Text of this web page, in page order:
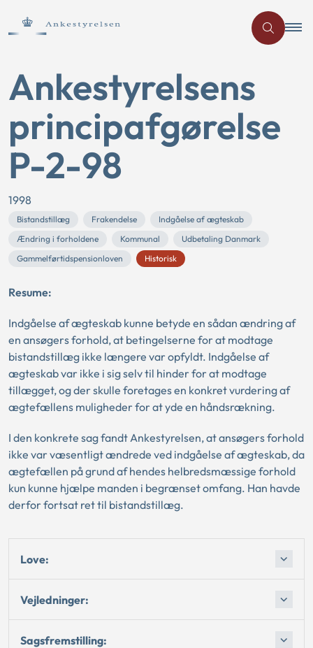
Ankestyrelsens
principafgørelse
P-2-98
1998
Bistandstillæg Frakendelse
Indgåelse af ægteskab
Ændring i forholdene
Kommunal
Udbetaling Danmark
Gammelførtidspensionloven
Historisk
Resume:
Indgåelse af ægteskab kunne betyde en sådan ændring af
en ansøgers forhold, at betingelserne for at modtage
bistandstillæg ikke længere var opfyldt. Indgåelse af
ægteskab var ikke i sig selv til hinder for at modtage
tillægget, og der skulle foretages en konkret vurdering af
ægtefællens muligheder for at yde en håndsrækning.
I den konkrete sag fandt Ankestyrelsen, at ansøgers forhold
ikke var væsentligt ændrede ved indgåelse af ægteskab, da
ægtefællen på grund af hendes helbredsmæssige forhold
kun kunne hjælpe manden i begrænset omfang. Han havde
derfor fortsat ret til bistandstillæg.
Love:
Vejledninger:
Sagsfremstilling: